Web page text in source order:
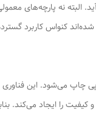
نه پارچه‌های
شده‌اند کنواس
کیفیت را ایجاد